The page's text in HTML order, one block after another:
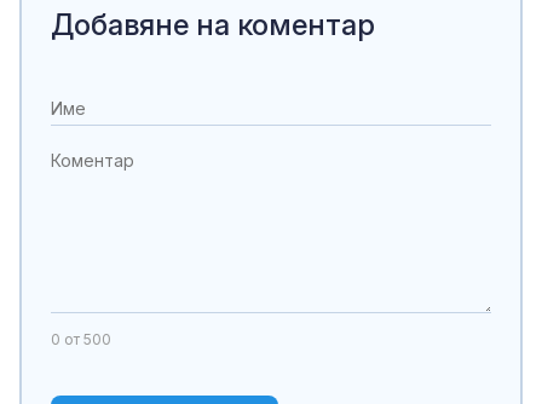
Добавяне на коментар
0 от 500